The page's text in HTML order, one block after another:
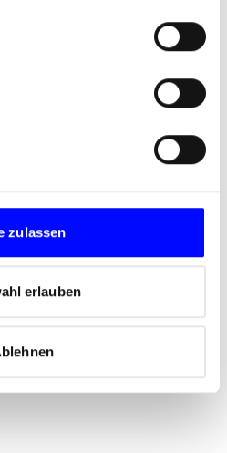
zulassen
erlauben
legt vorab die
und definiert dadurch
noch größere
Media-Plattformen,
Kontakt